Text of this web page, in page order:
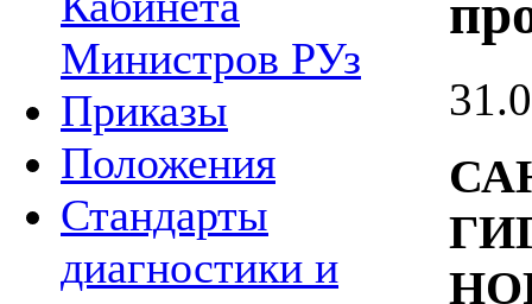
Министров РУз
Приказы
Положения
Стандарты
диагностики и